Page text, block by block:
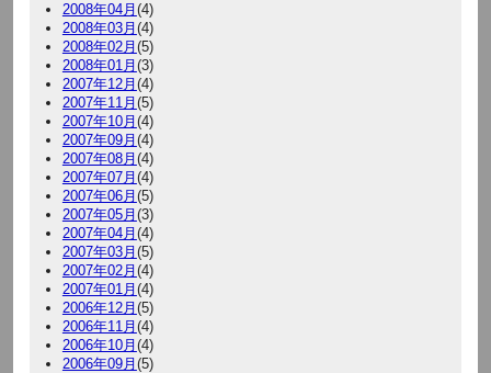
2008年04月 (4)
2008年03月 (4)
2008年02月 (5)
2008年01月 (3)
2007年12月 (4)
2007年11月 (5)
2007年10月 (4)
2007年09月 (4)
2007年08月 (4)
2007年07月 (4)
2007年06月 (5)
2007年05月 (3)
2007年04月 (4)
2007年03月 (5)
2007年02月 (4)
2007年01月 (4)
2006年12月 (5)
2006年11月 (4)
2006年10月 (4)
2006年09月 (5)